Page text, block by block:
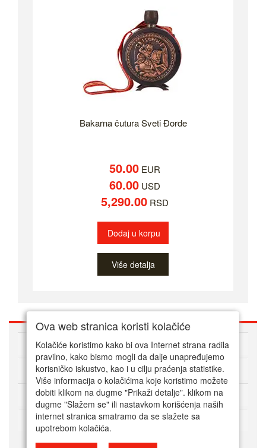
Bakarna čutura Sveti Đorde
50.00EUR
60.00USD
5,290.00RSD
Dodaj u korpu
Više detalja
O nama
Kako kupovati online
Korisnički servis
Način plaćanja
Ova web stranica koristi kolačiće
Kolačiće koristimo kako bi ova Internet strana radila
pravilno, kako bismo mogli da dalje unapređujemo
korisničko iskustvo, kao i u cilju praćenja statistike.
Više informacija o kolačićima koje koristimo možete
dobiti klikom na dugme "Prikaži detalje". klikom na
dugme "Slažem se" ili nastavkom korišćenja naših
internet stranica smatramo da se slažete sa
upotrebom kolačića.